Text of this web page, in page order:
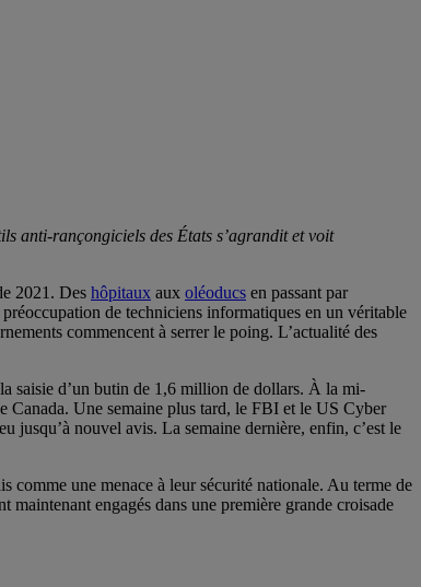
anti-rançongiciels des États s’agrandit et voit
2021. Des hôpitaux aux oléoducs en passant par
de techniciens informatiques en un véritable
commencent à serrer le poing. L’actualité des
saisie d’un butin de 1,6 million de dollars. À la mi-
Canada. Une semaine plus tard, le FBI et le US Cyber
nouvel avis. La semaine dernière, enfin, c’est le
comme une menace à leur sécurité nationale. Au terme de
engagés dans une première grande croisade